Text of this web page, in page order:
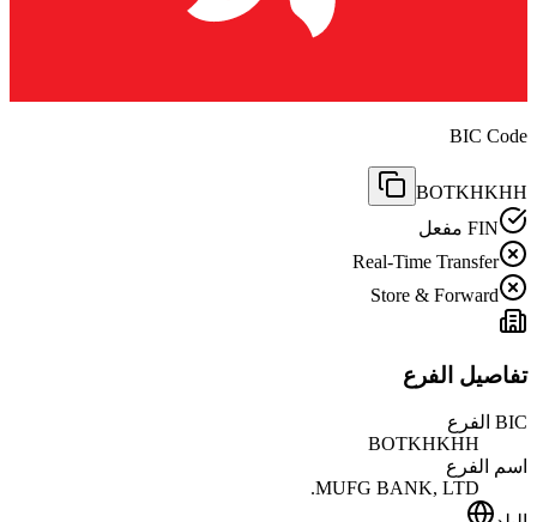
BIC Code
BOTKHKHH
FIN مفعل
Real-Time Transfer
Store & Forward
تفاصيل الفرع
BIC الفرع
BOTKHKHH
اسم الفرع
MUFG BANK, LTD.